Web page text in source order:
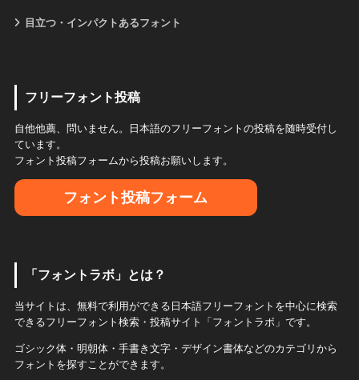
目立つ・インパクトあるフォント
フリーフォント投稿
自他他薦、問いません。日本語のフリーフォントの投稿を随時受付し
ています。
フォント投稿フォームから投稿お願いします。
フォント投稿フォーム
「フォントラボ」とは？
当サイトは、無料で利用ができる日本語フリーフォントを中心に検索
できるフリーフォント検索・投稿サイト「フォントラボ」です。
ゴシック体・明朝体・手書き文字・デザイン書体などのカテゴリから
フォントを探すことができます。